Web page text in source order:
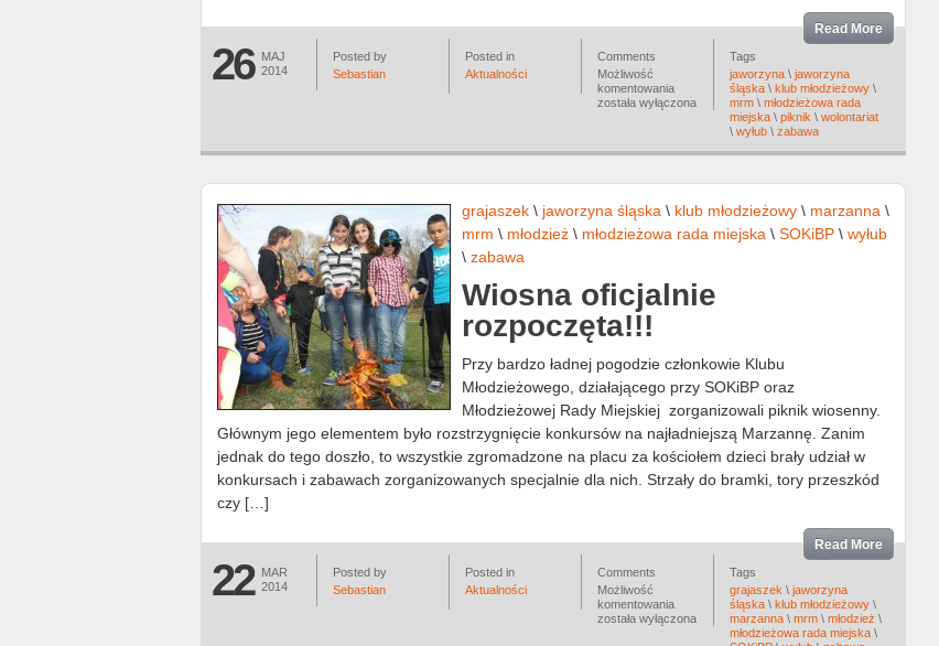
26
MAJ
2014
Posted by
Sebastian
Posted in
Aktualności
Comments
Możliwość
komentowaniaPiknik
rodzinny
została wyłączona
Tags
jaworzyna \ jaworzyna
śląska \ klub młodzieżowy \
mrm \ młodzieżowa rada
miejska \ piknik \ wolontariat
\ wyłub \ zabawa
Read More
grajaszek \ jaworzyna śląska \ klub młodzieżowy \ marzanna \
mrm \ młodzież \ młodzieżowa rada miejska \ SOKiBP \ wyłub
\ zabawa
Wiosna oficjalnie
rozpoczęta!!!
Przy bardzo ładnej pogodzie członkowie Klubu
Młodzieżowego, działającego przy SOKiBP oraz
Młodzieżowej Rady Miejskiej zorganizowali piknik wiosenny.
Głównym jego elementem było rozstrzygnięcie konkursów na najładniejszą Marzannę. Zanim
jednak do tego doszło, to wszystkie zgromadzone na placu za kościołem dzieci brały udział w
konkursach i zabawach zorganizowanych specjalnie dla nich. Strzały do bramki, tory przeszkód
czy […]
22
MAR
2014
Posted by
Sebastian
Posted in
Aktualności
Comments
Możliwość
komentowaniaWiosna
oficjalnie
rozpoczęta!!!
została wyłączona
Tags
grajaszek \ jaworzyna
śląska \ klub młodzieżowy \
marzanna \ mrm \ młodzież \
młodzieżowa rada miejska \
Read More